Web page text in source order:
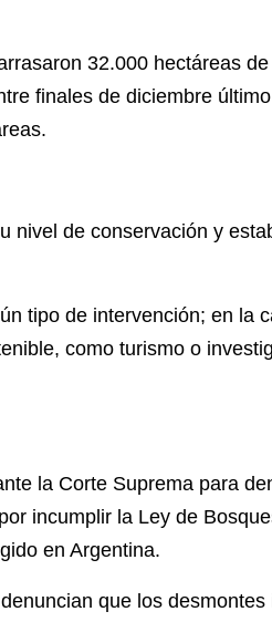
32.000 hectáreas
finales de diciembre
nivel de conservación y
tipo de intervención; en la
como turismo o
la Corte Suprema para
incumplir la Ley de
en Argentina.
que los